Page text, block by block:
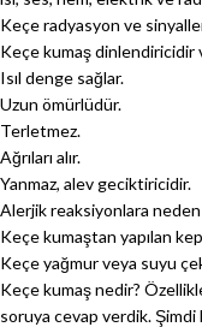
Keçe radyasyon ve
Keçe kumaş dinlendiricidir
Isıl denge sağlar.
Uzun ömürlüdür.
Terletmez.
Ağrıları alır.
Yanmaz, alev geciktiricidir.
Alerjik reaksiyonlara neden
Keçe kumaştan yapılan
Keçe yağmur veya suyu
Keçe kumaş nedir?
soruya cevap verdik.